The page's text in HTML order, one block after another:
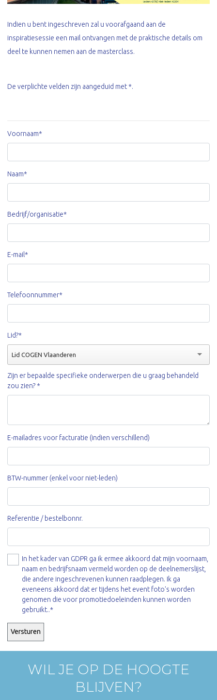
Indien u bent ingeschreven zal u voorafgaand aan de
inspiratiesessie een mail ontvangen met de praktische details om
deel te kunnen nemen aan de masterclass.
De verplichte velden zijn aangeduid met *.
Voornaam*
Naam*
Bedrijf/organisatie*
E-mail*
Telefoonnummer*
Lid?*
Lid COGEN Vlaanderen
Zijn er bepaalde specifieke onderwerpen die u graag behandeld
zou zien? *
E-mailadres voor facturatie (indien verschillend)
BTW-nummer (enkel voor niet-leden)
Referentie / bestelbonnr.
In het kader van GDPR ga ik ermee akkoord dat mijn voornaam,
naam en bedrijfsnaam vermeld worden op de deelnemerslijst,
die andere ingeschrevenen kunnen raadplegen. Ik ga
eveneens akkoord dat er tijdens het event foto's worden
genomen die voor promotiedoeleinden kunnen worden
gebruikt..*
WIL JE OP DE HOOGTE
BLIJVEN?